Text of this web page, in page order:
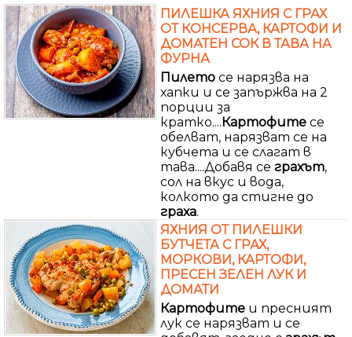
ПИЛЕШКА ЯХНИЯ С ГРАХ
ОТ КОНСЕРВА, КАРТОФИ И
ДОМАТЕН СОК В ТАВА НА
ФУРНА
Пилето се нарязва на
хапки и се запържва на 2
порции за
кратко....Картофите се
обелват, нарязват се на
кубчета и се слагат в
тава....Добавя се грахът,
сол на вкус и вода,
колкото да стигне до
граха.
ЯХНИЯ ОТ ПИЛЕШКИ
БУТЧЕТА С ГРАХ,
МОРКОВИ, КАРТОФИ,
ПРЕСЕН ЗЕЛЕН ЛУК И
ДОМАТИ
Картофите и пресният
лук се нарязват и се